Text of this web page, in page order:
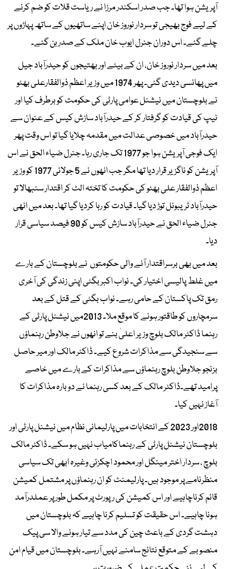
آپریشن ہوا تھا۔ جب صدر اسکندر مرزا نے ریاست قلات کو ضم کرنے
کے لیے فوج بھیجی تو سردار نوروز خان اپنے ساتھیوں کے ساتھ پہاڑوں پر
چلے گئے۔ اس دوران جنرل ایوب خان ملک کے صدر بن گئے۔
بعد میں سردار نوروز خان، ان کے بیٹے اور بھتیجوں کو حیدرآباد جیل
میں پھانسی دیدی گئی۔ پھر 1974 میں وزیر اعظم ذوالفقارعلی بھٹو
نے بلوچستان میں نیشنل عوامی پارٹی کی حکومت کو برطرف کیا اور
نیپ کی قیادت کو گرفتار کر کے حیدرآباد سازش کیس کے عنوان سے
حیدرآباد میں خصوصی عدالت میں مقدمہ چلایا گیا تو اس وقت پھر
ایک فوجی آپریشن ہوا جو 1977 تک جاری رہا۔ جنرل ضیاء الحق نے اس
آپریشن کو ناگزیر قرار دیا تھا مگر جب انھوں نے 5 جولائی 1977 کو وزیر
اعظم ذوالفقار علی بھٹو کی حکومت کا تختہ الٹ کر اقتدار سنبھالا تو
حیدرآباد ٹریبونل توڑ دیا گیا۔ قیادت کو رہا کردیا گیا تھا۔ بعد میں انھی
جنرل ضیاء الحق نے حیدرآباد سازش کیس کو 90 فیصد سیاسی قرار
دیا۔
بعد میں بھی برسراقتدار آنے والی حکومتوں نے بلوچستان کے بارے
میں غلط پالیسی اختیار کی۔ نواب اکبر بگٹی اپنی زندگی کی آخری
رمق تک پاکستان کے حامی رہے۔ نواب بگٹی کے قتل کے بعد
سرمچاروں کو طاقتور ہونے کا موقع ملا۔ 2013میں نیشنل پارٹی کے
رہنما ڈاکٹر مالک بلوچ وزیر اعلیٰ بنے تو انھوں نے جلاوطن رہنماؤں
سے سنجیدگی سے مذاکرات شروع کیے۔ ڈاکٹر مالک اور میر حاصل
بزنجو جلاوطن بلوچ رہنماؤں سے مذاکرات کے بارے میں خاصے
پرامید تھے۔ڈاکٹر مالک کے بعد کسی رہنما نے دوبارہ مذاکرات کا
آغاز نہیں کیا۔
2018اور 2023 کے انتخابات میں پارلیمانی نظام میں نیشنل پارٹی اور
بلوچستان نیشنل پارٹی کے رہنماکامیاب نہیں ہو سکے۔ ڈاکٹر مالک
بلوچ ، سردار اختر مینگل اور محمود اچکزئی وغیرہ ابھی تک سیاسی
منظرنامے پر موجود ہیں۔ پارلیمنٹ کو ان رہنماؤں پر مشتمل کمیشن
قائم کرناچاہیے اور اس کمیشن کی رپورٹ پر مکمل طور پر عملدرآمد
ہونا چاہیے۔ اس حقیقت کو تسلیم کرنا چاہیے کہ بلوچستان میں
دہشت گردی کے باعث چین کی مدد سے تیار ہونے والا سی پیک
منصوبے کے متوقع نتائج سامنے نہیں آرہے۔ بلوچستان میں قیام امن